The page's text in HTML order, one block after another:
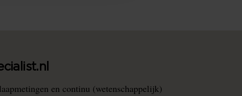
en continu (wetenschappelijk)